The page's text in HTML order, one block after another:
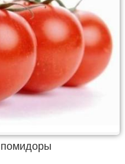
помидоры